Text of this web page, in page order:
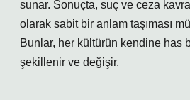
sunar. Sonuçta, suç ve ceza
olarak sabit bir anlam taşıması
Bunlar, her kültürün kendine has
şekillenir ve değişir.